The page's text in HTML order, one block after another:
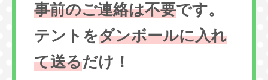
事前のご連絡は不要です。
テントをダンボールに入れ
て送るだけ！